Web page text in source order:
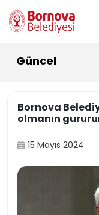
Güncel
Bornova
olmanın
15 Mayıs 2024